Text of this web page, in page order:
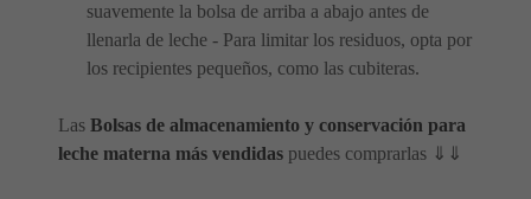
suavemente la bolsa de arriba a abajo antes de
llenarla de leche - Para limitar los residuos, opta por
los recipientes pequeños, como las cubiteras.
Las Bolsas de almacenamiento y conservación para
leche materna más vendidas puedes comprarlas ⇓⇓